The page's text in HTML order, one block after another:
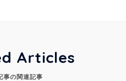
Articles
事の関連記事